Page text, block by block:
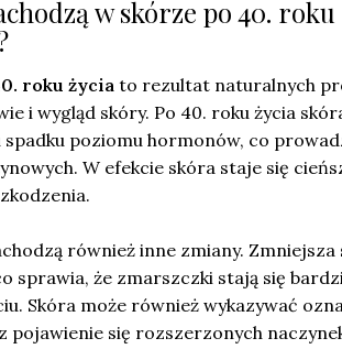
w skórze po 40.
roku życia to rezultat naturalnych
i wygląd skóry. Po 40. roku życia
poziomu hormonów, co
W efekcie skóra staje się
również inne zmiany.
sprawia, że zmarszczki stają się
Skóra może również wykazywać
pojawienie się rozszerzonych